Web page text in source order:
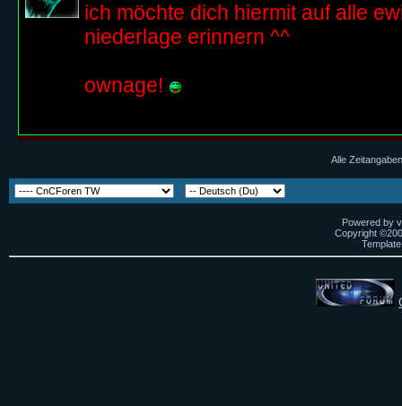
ich möchte dich hiermit auf alle
niederlage erinnern ^^
ownage!
Alle
Powered by
Copyright